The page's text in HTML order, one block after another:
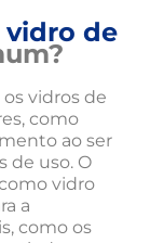
vidro de
vidros de
como
ao ser
de uso. O
vidro
a
como os